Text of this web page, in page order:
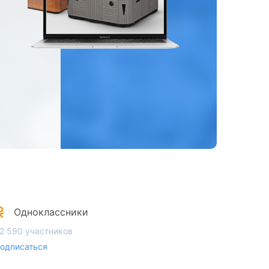
Одноклассники
590 участников